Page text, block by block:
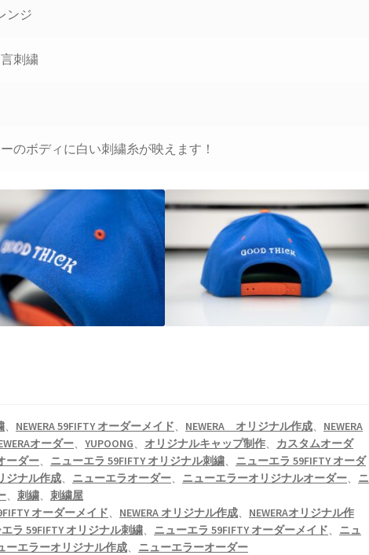
ンジ
刺繍
のボディに白い刺繍糸が映えます！
、 NEWERA 59FIFTY オーダーメイド、 NEWERA オリジナル作成、 NEWERA
オーダー、YUPOONG、 オリジナルキャップ制作、 カスタムオーダ
ーダー、 ニューエラ 59FIFTY オリジナル刺繍、 ニューエラ 59FIFTY オーダ
ジナル作成、 ニューエラオーダー、 ニューエラーオリジナルオーダー、 ニ
、刺繍、刺繍屋
オーダーメイド、 NEWERA オリジナル作成、 NEWERAオリジナル作
ラ 59FIFTY オリジナル刺繍、 ニューエラ 59FIFTY オーダーメイド、 ニュ
ーエラーオリジナル作成、 ニューエラーオーダー